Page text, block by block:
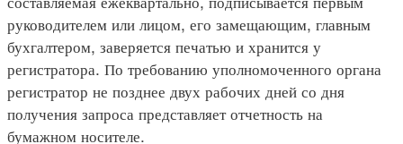
руководителем или лицом, его замещающим, главным
бухгалтером, заверяется печатью и хранится у
регистратора. По требованию уполномоченного органа
регистратор не позднее двух рабочих дней со дня
получения запроса представляет отчетность на
бумажном носителе.